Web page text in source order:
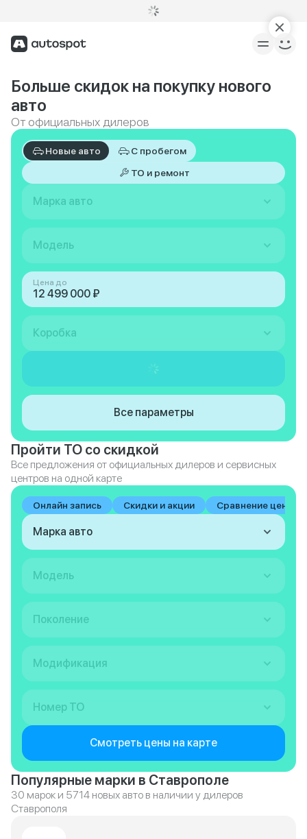
Больше скидок на покупку нового
авто
От официальных дилеров
Новые авто
С пробегом
ТО и ремонт
Марка авто
Модель
Цена до
Коробка
Все параметры
Пройти ТО со скидкой
Все предложения от официальных дилеров и сервисных
центров на одной карте
Онлайн запись Скидки и акции Сравнение цен на
Марка авто
Модель
Поколение
Модификация
Номер ТО
Смотреть цены на карте
Популярные марки в Ставрополе
30 марок и 5714 новых авто в наличии у дилеров
Ставрополя